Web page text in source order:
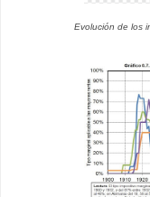
Evolución de los